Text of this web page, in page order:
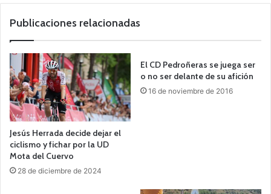
we
Publicaciones relacionadas
Jesús Herrada decide dejar el
ciclismo y fichar por la UD
Mota del Cuervo
28 de diciembre de 2024
El CD Pedroñeras se juega ser
o no ser delante de su afición
16 de noviembre de 2016